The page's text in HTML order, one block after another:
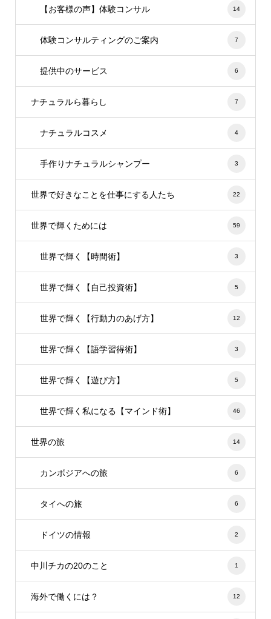
【お客様の声】体験コンサル 14
体験コンサルティングのご案内 7
提供中のサービス 6
ナチュラルら暮らし 7
ナチュラルコスメ 4
手作りナチュラルシャンプー 3
世界で好きなことを仕事にする人たち 22
世界で輝くためには 59
世界で輝く【時間術】 3
世界で輝く【自己投資術】 5
世界で輝く【行動力のあげ方】 12
世界で輝く【語学習得術】 3
世界で輝く【遊び方】 5
世界で輝く私になる【マインド術】 46
世界の旅 14
カンボジアへの旅 6
タイへの旅 6
ドイツの情報 2
中川チカの20のこと 1
海外で働くには？ 12